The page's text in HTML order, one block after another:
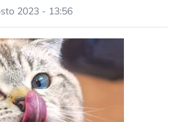
2023 - 13:56